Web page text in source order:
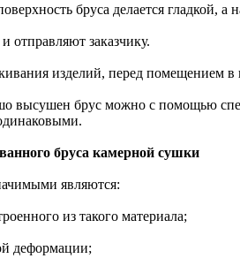
бруса делается гладкой,
заказчику.
изделий, перед помещением
высушен брус можно с помощью
бруса камерной сушки
являются:
из такого материала;
деформации;